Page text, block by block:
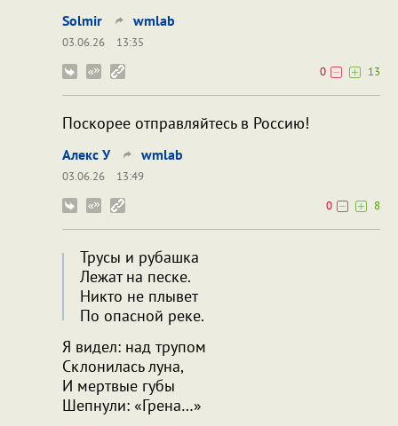
Solmir wmlab
03.06.26
13:35
0
13
Поскорее отправляйтесь в Россию!
Алекс У wmlab
03.06.26
13:49
0
8
Трусы и рубашка
Лежат на песке.
Никто не плывет
По опасной реке.
Я видел: над трупом
Склонилась луна,
И мертвые губы
Шепнули: «Грена…»